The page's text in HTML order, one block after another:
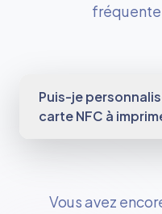
Puis-je
carte NFC à
Vous avez